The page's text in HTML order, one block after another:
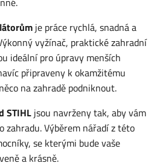
je práce rychlá, snadná a
vyžínač, praktické zahradní
ideální pro úpravy menších
připraveny k okamžitému
na zahradě podniknout.
STIHL jsou navrženy tak, aby vám
zahradu. Výběrem nářadí z této
se kterými bude vaše
a krásně.